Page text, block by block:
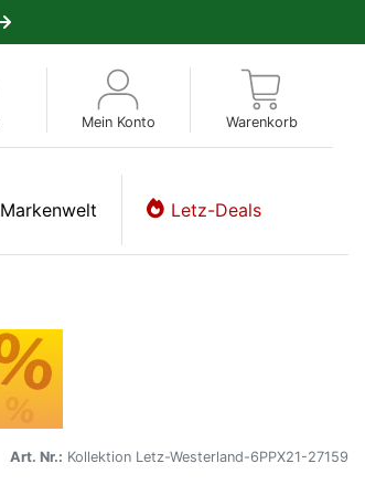
Mein Konto Warenkorb
Markenwelt Letz-Deals
Art. Nr.: Kollektion Letz-Westerland-6PPX21-27159